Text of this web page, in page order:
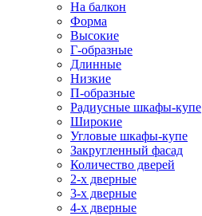
На балкон
Форма
Высокие
Г-образные
Длинные
Низкие
П-образные
Радиусные шкафы-купе
Широкие
Угловые шкафы-купе
Закругленный фасад
Количество дверей
2-х дверные
3-х дверные
4-х дверные